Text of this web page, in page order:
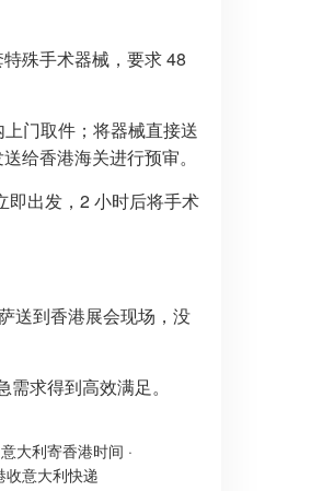
殊手术器械，要求 48
门取件；将器械直接送
给香港海关进行预审。
即出发，2 小时后将手术
送到香港展会现场，没
求得到高效满足。
意大利寄香港时间 ·
收意大利快递